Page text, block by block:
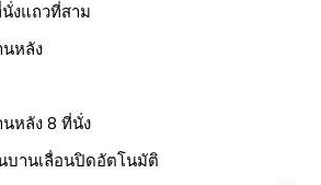
งแถวที่สาม
นหลัง
หลัง 8 ที่นั่ง
บานเลื่อนปิดอัตโนมัติ